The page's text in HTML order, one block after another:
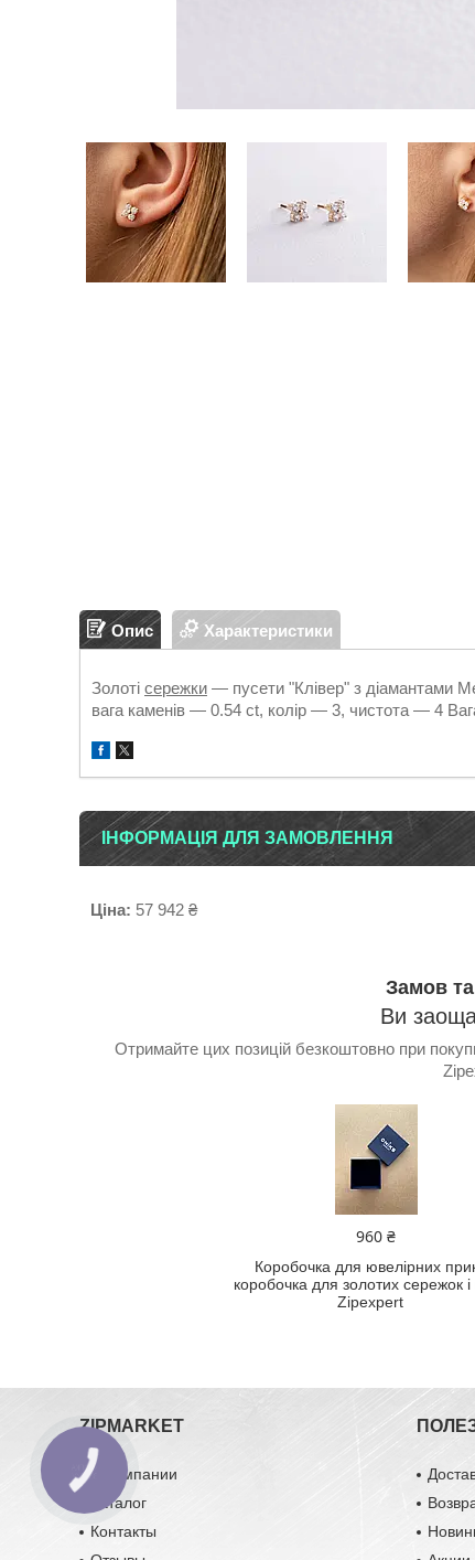
Опис Характеристики
Золоті сережки — пусети "Клівер" з діамантами
вага каменів — 0.54 ct, колір — 3, чистота — 4
ІНФОРМАЦІЯ ДЛЯ ЗАМОВЛЕННЯ
Ціна: 57 942 ₴
Замов
Ви
Отримайте цих позицій безкоштовно при
960 ₴
Коробочка для ювелірних
коробочка для золотих сережок і
Zipexpert
ZIPMARKET
О компании
Каталог
Контакты